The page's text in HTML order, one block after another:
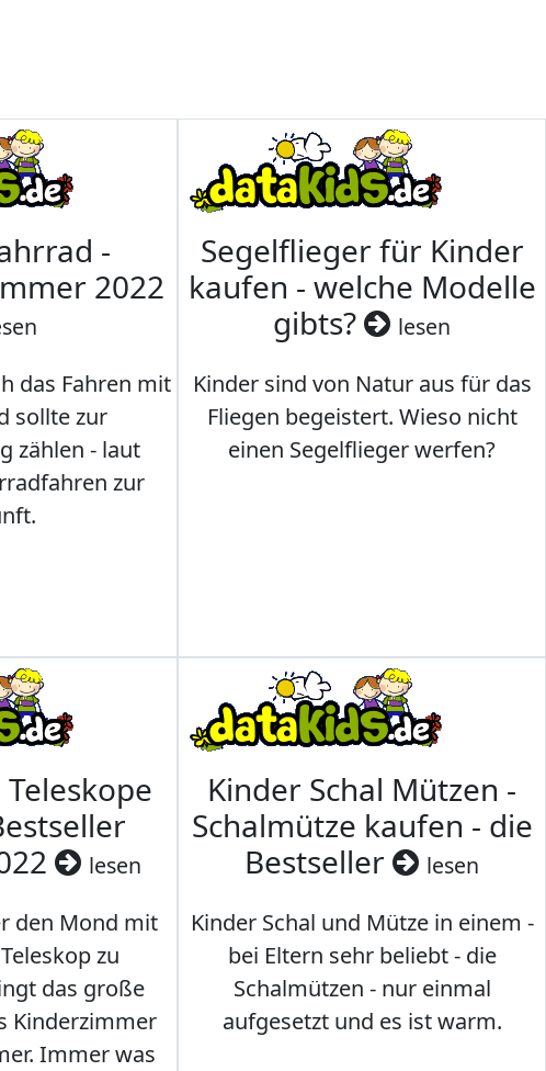
-
2022
das Fahren mit
sollte zur
zählen - laut
zur
Segelflieger für Kinder
kaufen - welche Modelle
gibts?
lesen
Kinder sind von Natur aus für das
Fliegen begeistert. Wieso nicht
einen Segelflieger werfen?
lesen
den Mond mit
zu
das große
Kinderzimmer
Immer was
Kinder Schal Mützen -
Schalmütze kaufen - die
Bestseller
lesen
Kinder Schal und Mütze in einem -
bei Eltern sehr beliebt - die
Schalmützen - nur einmal
aufgesetzt und es ist warm.